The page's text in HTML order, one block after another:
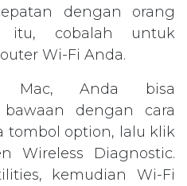
dengan orang
itu, cobalah untuk
Wi-Fi Anda.
Mac, Anda bisa
dengan cara
tombol option, lalu klik
Wireless Diagnostic.
kemudian Wi-Fi